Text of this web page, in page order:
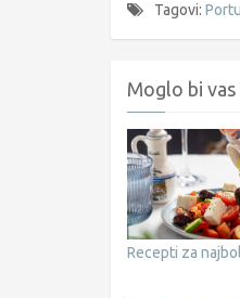
Tagovi:
Moglo bi vas
Recepti za